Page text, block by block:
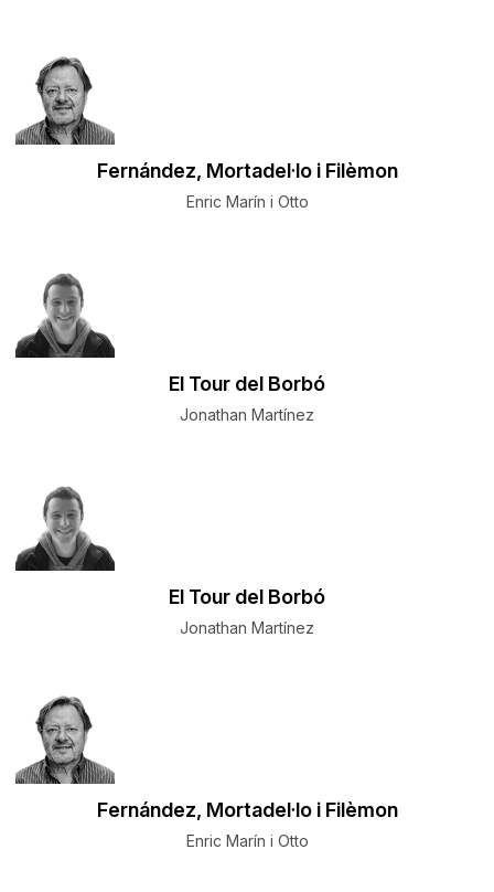
Fernández, Mortadel·lo i Filèmon
Enric Marín i Otto
El Tour del Borbó
Jonathan Martínez
El Tour del Borbó
Jonathan Martínez
Fernández, Mortadel·lo i Filèmon
Enric Marín i Otto